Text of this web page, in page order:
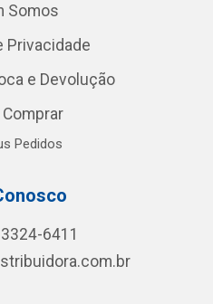
Somos
Privacidade
e Devolução
Pedidos
6411